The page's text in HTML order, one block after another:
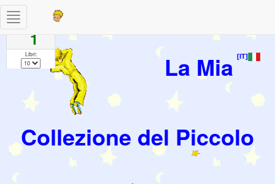
[IT]
La Mia
Collezione del Piccolo
Toggle
navigation
Pagine
1
Libri: